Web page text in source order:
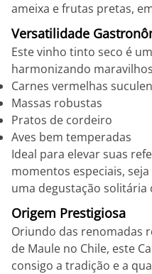
ameixa e frutas pretas,
Versatilidade
Este vinho tinto seco é
harmonizando
Carnes vermelhas
Massas robustas
Pratos de cordeiro
Aves bem temperadas
Ideal para elevar suas
momentos especiais,
uma degustação solitária
Origem Prestigiosa
Oriundo das renomadas
de Maule no Chile, este
consigo a tradição e a